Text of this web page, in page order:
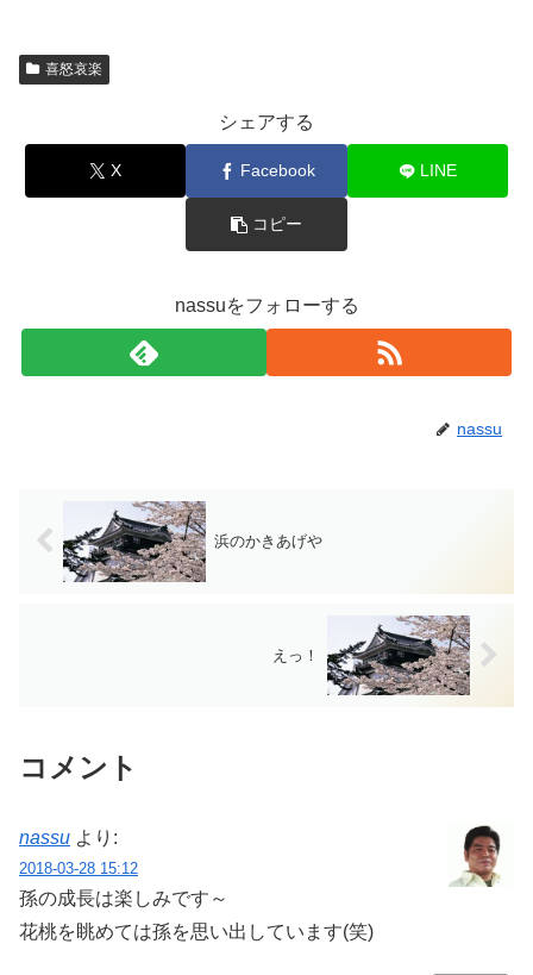
喜怒哀楽
シェアする
X Facebook LINE
コピー
nassuをフォローする
nassu
浜のかきあげや
えっ！
コメント
nassu より:
2018-03-28 15:12
孫の成長は楽しみです～
花桃を眺めては孫を思い出しています(笑)